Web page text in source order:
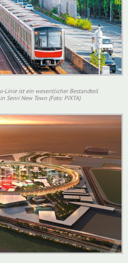
Linie ist ein wesentlicher Bestandteil
Senri New Town (Foto: PIXTA)